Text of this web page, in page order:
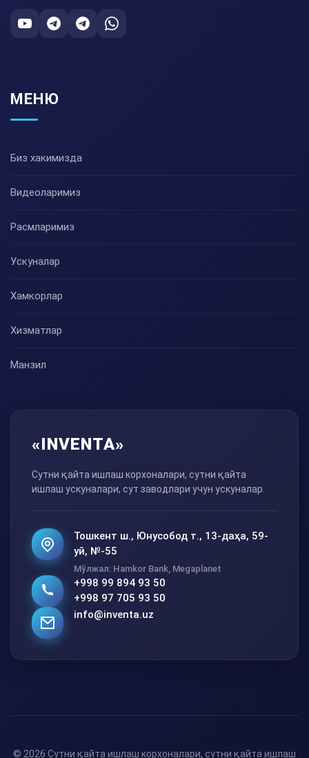
МЕНЮ
Биз хакимизда
Видеоларимиз
Расмларимиз
Ускуналар
Хамкорлар
Хизматлар
Манзил
«INVENTA»
Сутни қайта ишлаш корхоналари, сутни қайта
ишлаш ускуналари, сут заводлари учун ускуналар.
Тошкент ш., Юнусобод т., 13-даҳа, 59-
уй, №-55
Мўлжал: Hamkor Bank, Megaplanet
+998 99 894 93 50
+998 97 705 93 50
info@inventa.uz
© 2026 Сутни қайта ишлаш корхоналари, сутни қайта ишлаш